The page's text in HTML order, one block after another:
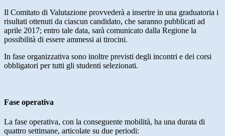
Il Comitato di Valutazione provvederà a inserire in una graduatoria i
risultati ottenuti da ciascun candidato, che saranno pubblicati ad
aprile 2017; entro tale data, sarà comunicato dalla Regione la
possibilità di essere ammessi ai tirocini.
In fase organizzativa sono inoltre previsti degli incontri e dei corsi
obbligatori per tutti gli studenti selezionati.
Fase operativa
La fase operativa, con la conseguente mobilità, ha una durata di
quattro settimane, articolate su due periodi: